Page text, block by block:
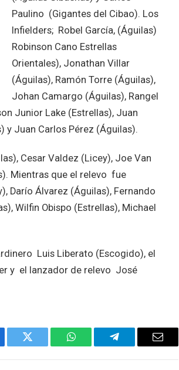
Paulino (Gigantes del Cibao). Los
Infielders; Robel García, (Águilas)
Robinson Cano Estrellas
Orientales), Jonathan Villar
(Águilas), Ramón Torre (Águilas),
Johan Camargo (Águilas), Rangel
Junior Lake (Estrellas), Juan
y Juan Carlos Pérez (Águilas).
Cesar Valdez (Licey), Joe Van
Mientras que el relevo fue
Darío Álvarez (Águilas), Fernando
Wilfin Obispo (Estrellas), Michael
Luis Liberato (Escogido), el
y el lanzador de relevo José
Twitter WhatsAppTelegram Email